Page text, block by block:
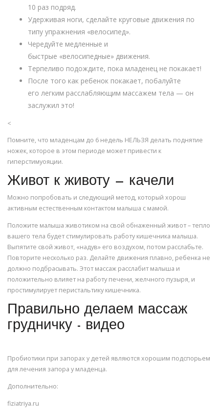
10 раз подряд.
Удерживая ноги, сделайте круговые движения по
типу упражнения «велосипед».
Чередуйте медленные и
быстрые «велосипедные» движения.
Терпеливо подождите, пока младенец не покакает!
После того как ребенок покакает, побалуйте
его легким расслабляющим массажем тела — он
заслужил это!
<
Помните, что младенцам до 6 недель НЕЛЬЗЯ делать поднятие
ножек, которое в этом периоде может привести к
гиперстимуояции.
Живот к животу — качели
Можно попробовать и следующий метод, который хорош
активным естественным контактом малыша с мамой.
Положите малыша животиком на свой обнаженный живот – тепло
вашего тела будет стимулировать работу кишечника малыша.
Выпятите свой живот, «надув» его воздухом, потом расслабьте.
Повторите несколько раз. Делайте движения плавно, ребенка не
должно подбрасывать. Этот массаж расслабит малыша и
положительно влияет на работу печени, желчного пузыря, и
простимулирует перистальтику кишечника.
Правильно делаем массаж
грудничку - видео
Пробиотики при запорах у детей являются хорошим подспорьем
для лечения запора у младенца.
Дополнительно:
fiziatriya.ru